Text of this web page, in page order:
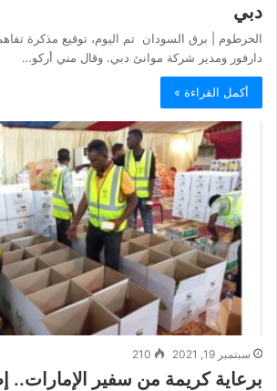
دبي
الخرطوم | برق السودان ‏تم اليوم، توقيع مذكرة
دارفور ومدير شركة موانئ دبي. وقال مني أركو…
أكمل القراءة »
سبتمبر 19, 2021 210
برعاية كريمة من سفير الإمارات..